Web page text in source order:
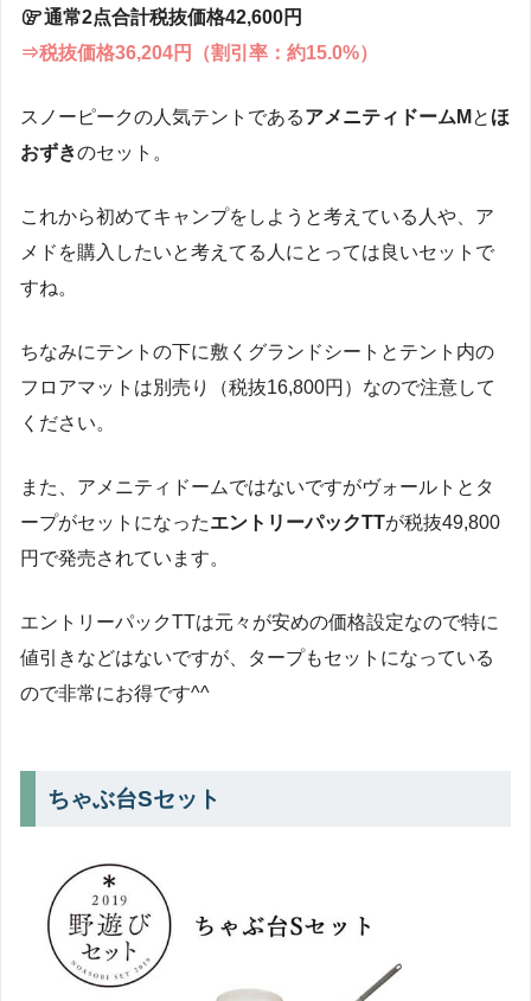
通常2点合計税抜価格42,600円
⇒税抜価格36,204円（割引率：約15.0%）
スノーピークの人気テントであるアメニティドームM と ほ
おずきのセット。
これから初めてキャンプをしようと考えている人や、ア
メドを購入したいと考えてる人にとっては良いセットで
すね。
ちなみにテントの下に敷くグランドシートとテント内の
フロアマットは別売り（税抜16,800円）なので注意して
ください。
また、アメニティドームではないですがヴォールトとタ
ープがセットになったエントリーパックTTが税抜49,800
円で発売されています。
エントリーパックTTは元々が安めの価格設定なので特に
値引きなどはないですが、タープもセットになっている
ので非常にお得です^^
ちゃぶ台Sセット